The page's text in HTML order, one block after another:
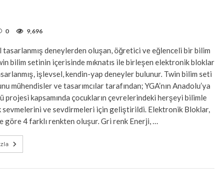
0 9,696
tasarlanmış deneylerden oluşan, öğretici ve eğlenceli bir bilim
bilim setinin içerisinde mıknatıs ile birleşen elektronik bloklar
işlevsel, kendin-yap deneyler bulunur. Twin bilim seti
mühendisler ve tasarımcılar tarafından; YGA’nın Anadolu’ya
projesi kapsamında çocukların çevrelerindeki herşeyi bilimle
sevmelerini ve sevdirmeleri için geliştirildi. Elektronik Bloklar,
göre 4 farklı renkten oluşur. Gri renk Enerji, …